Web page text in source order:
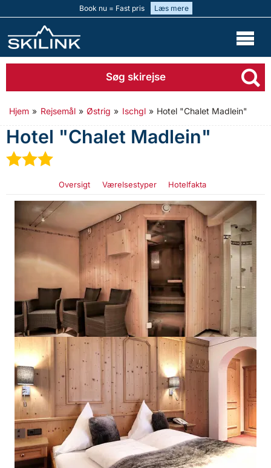
Book nu = Fast pris Læs mere
Søg skirejse
Hjem » Rejsemål » Østrig » Ischgl » Hotel "Chalet Madlein"
Hotel "Chalet Madlein"
★★
Oversigt Værelsestyper Hotelfakta